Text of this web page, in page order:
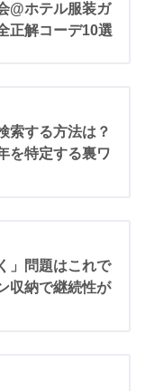
@ホテル服装ガ
正解コーデ10選
索する方法は？
を特定する裏ワ
」問題はこれで
収納で継続性が